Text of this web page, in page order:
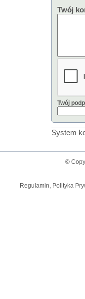
Twój
Twój
System
©
Regulamin, Polityka